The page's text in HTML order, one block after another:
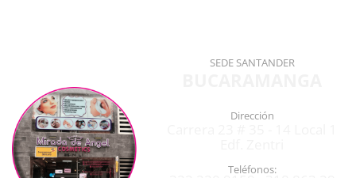
SEDE SANTANDER
Dirección
Teléfonos: